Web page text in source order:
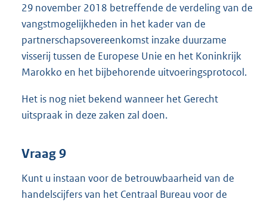
29 november 2018 betreffende de verdeling van de
vangstmogelijkheden in het kader van de
partnerschapsovereenkomst inzake duurzame
visserij tussen de Europese Unie en het Koninkrijk
Marokko en het bijbehorende uitvoeringsprotocol.
Het is nog niet bekend wanneer het Gerecht
uitspraak in deze zaken zal doen.
Vraag 9
Kunt u instaan voor de betrouwbaarheid van de
handelscijfers van het Centraal Bureau voor de